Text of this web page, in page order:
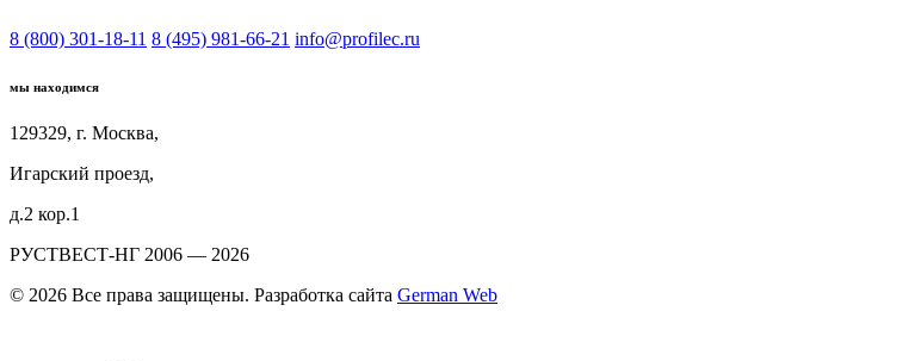
8 (800) 301-18-11 8 (495) 981-66-21 info@profilec.ru
мы находимся
129329, г. Москва,
Игарский проезд,
д.2 кор.1
РУСТВЕСТ-НГ 2006 — 2026
© 2026 Все права защищены. Разработка сайта German Web